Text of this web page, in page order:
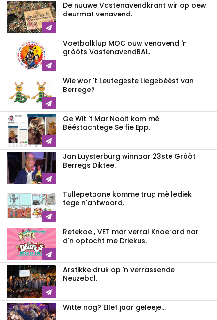
De nuuwe Vastenavendkrant wir op oew
deurmat venavend.
Voetbalklup MOC ouw venavend 'n
gròòts VastenavendBAL.
Wie wor 't Leutegeste Liegebéést van
Berrege?
Ge Wit 't Mar Nooit kom mè
Bééstachtege Selfie Epp.
Jan Luysterburg winnaar 23ste Gròòt
Berregs Diktee.
Tullepetaone komme trug mè lediek
tege n'antwoord.
Retekoel, VET mar verral Knoerard nar
d'n optocht me Driekus.
Arstikke druk op 'n verrassende
Neuzebal.
Witte nog? Ellef jaar geleeje...